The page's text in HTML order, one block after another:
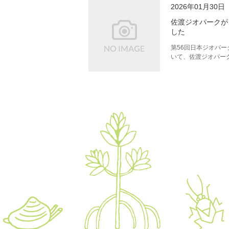
2026年01月30日
佐渡ジオパーク
した
第56回日本ジオパ
いて、佐渡ジオパー